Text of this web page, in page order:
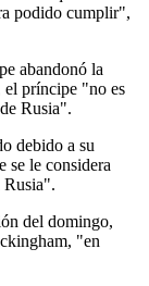
podido cumplir",
abandonó la
el príncipe "no es
Rusia".
debido a su
se le considera
Rusia".
del domingo,
"en